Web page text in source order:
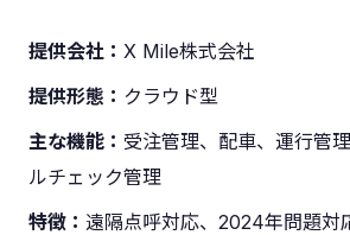
提供会社： X Mile株式会社
提供形態： クラウド型
主な機能： 受注管理、配車、運行管
ルチェック管理
特徴： 遠隔点呼対応、2024年問題対